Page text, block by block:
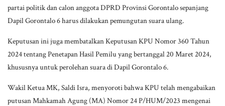
partai politik dan calon anggota DPRD Provinsi Gorontalo sepanjang
Dapil Gorontalo 6 harus dilakukan pemungutan suara ulang.
Keputusan ini juga membatalkan Keputusan KPU Nomor 360 Tahun
2024 tentang Penetapan Hasil Pemilu yang bertanggal 20 Maret 2024,
khususnya untuk perolehan suara di Dapil Gorontalo 6.
Wakil Ketua MK, Saldi Isra, menyoroti bahwa KPU telah mengabaikan
putusan Mahkamah Agung (MA) Nomor 24 P/HUM/2023 mengenai